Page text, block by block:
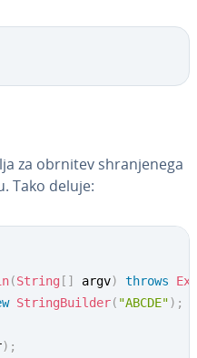
za obrnitev shra­nje­ne­ga
Tako deluje:
(String [ ] argv) throws
StringBuilder( "ABCDE") ;
) ;